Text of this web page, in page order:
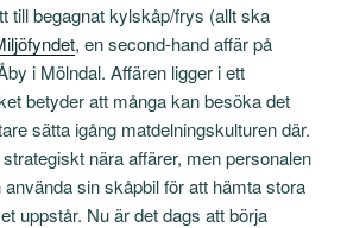
till begagnat kylskåp/frys (allt ska
, en second-hand affär på
i Mölndal. Affären ligger i ett
betyder att många kan besöka det
sätta igång matdelningskulturen där.
nära affärer, men personalen
sin skåpbil för att hämta stora
uppstår. Nu är det dags att börja